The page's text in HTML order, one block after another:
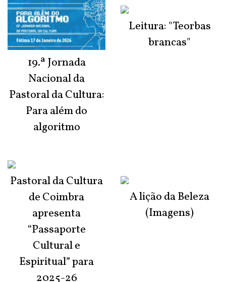
19.ª Jornada
Nacional da
Pastoral da Cultura:
Para além do
algoritmo
Pastoral da Cultura
de Coimbra
apresenta
“Passaporte
Cultural e
Espiritual” para
2025-26
Leitura: "Teorbas
brancas"
A lição da Beleza
(Imagens)